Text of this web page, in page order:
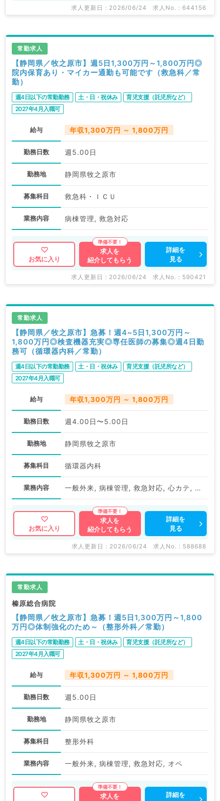
求人更新日 : 2026/06/24 求人No. : 644156
常勤求人
【静岡県／牧之原市】週5日1,300万円～1,800万円◎
院内保育あり・マイカー通勤も可能です（救急科／常
勤）
週4日以下の常勤勤務 土・日・祝休み
育児支援（託児所など）
2027年4月入職可
給与 年収1,300万円 ～ 1,800万円
勤務日数 週5.00日
勤務地 静岡県牧之原市
募集科目 救急科・ＩＣＵ
業務内容 病棟管理, 救急対応
お気に入り
求人を
紹介してもらう
詳細を
見る
求人更新日 : 2026/06/24 求人No. : 590421
常勤求人
【静岡県／牧之原市】急募！週4~5日1,300万円～
1,800万円◎検査機器充実◎専任医師の募集◎週4日勤
務可（循環器内科／常勤）
週4日以下の常勤勤務 土・日・祝休み
育児支援（託児所など）
2027年4月入職可
給与 年収1,300万円 ～ 1,800万円
勤務日数 週4.00日〜5.00日
勤務地 静岡県牧之原市
募集科目 循環器内科
業務内容 一般外来, 病棟管理, 救急対応, 心カテ, インターベンション治療
お気に入り
求人を
紹介してもらう
詳細を
見る
求人更新日 : 2026/06/24 求人No. : 588688
常勤求人
榛原総合病院
【静岡県／牧之原市】急募！週5日1,300万円～1,800
万円◎体制強化のため～（整形外科／常勤）
週4日以下の常勤勤務 土・日・祝休み
育児支援（託児所など）
2027年4月入職可
給与 年収1,300万円 ～ 1,800万円
勤務日数 週5.00日
勤務地 静岡県牧之原市
募集科目 整形外科
業務内容 一般外来, 病棟管理, 救急対応, オペ
求人を
詳細を